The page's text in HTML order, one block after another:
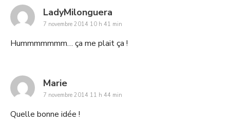
LadyMilonguera
7 novembre 2014 10 h 41 min
Hummmmmmm… ça me plait ça !
Mariesays:
7 novembre 2014 11 h 44 min
Quelle bonne idée !